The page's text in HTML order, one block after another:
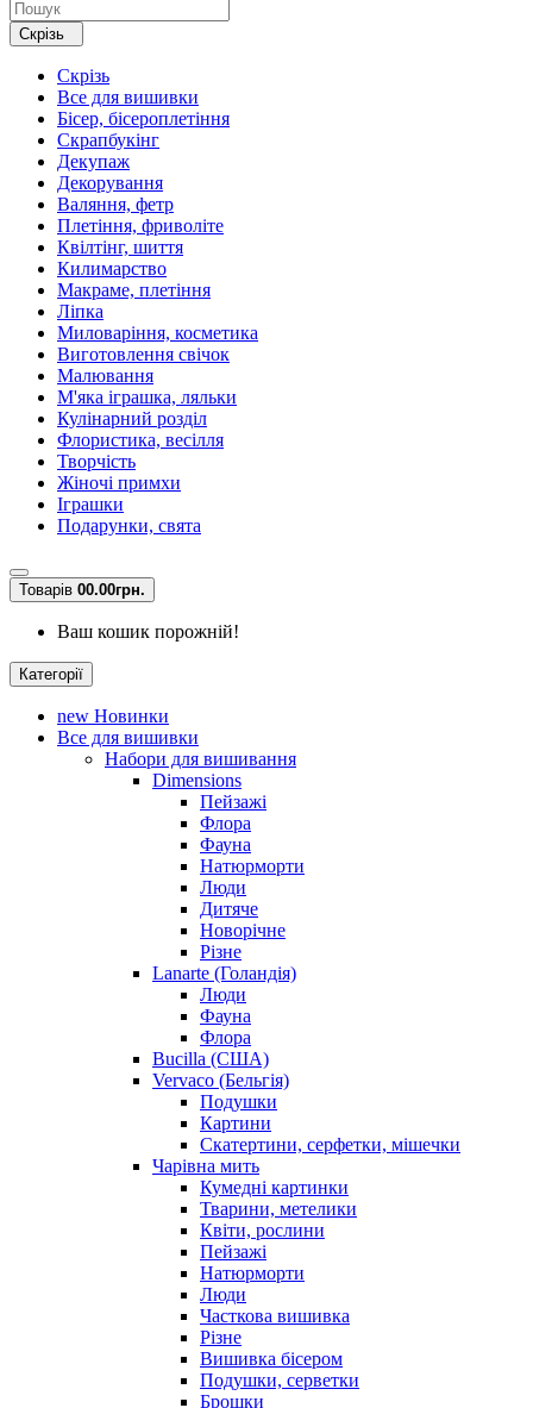
Скрізь
Скрізь
Все для вишивки
Бісер, бісероплетіння
Скрапбукінг
Декупаж
Декорування
Валяння, фетр
Плетіння, фриволіте
Квілтінг, шиття
Килимарство
Макраме, плетіння
Ліпка
Миловаріння, косметика
Виготовлення свічок
Малювання
М'яка іграшка, ляльки
Кулінарний розділ
Флористика, весілля
Творчість
Жіночі примхи
Іграшки
Подарунки, свята
Товарів 00.00грн.
Ваш кошик порожній!
Категорії
new Новинки
Все для вишивки
Набори для вишивання
Dimensions
Пейзажі
Флора
Фауна
Натюрморти
Люди
Дитяче
Новорічне
Різне
Lanarte (Голандія)
Люди
Фауна
Флора
Bucilla (США)
Vervaco (Бельгія)
Подушки
Картини
Скатертини, серфетки, мішечки
Чарiвна мить
Кумедні картинки
Тварини, метелики
Квіти, рослини
Пейзажі
Натюрморти
Люди
Часткова вишивка
Різне
Вишивка бісером
Подушки, серветки
Брошки